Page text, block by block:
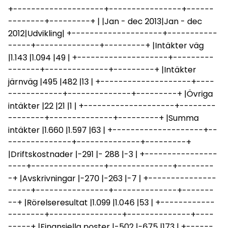
+--------------------+----------------+------
--------+---------+ | |Jan - dec 2013|Jan - dec
2012|Udvikling| +--------------------+-----------
-----+--------------+---------+ |Intäkter väg
|1.143 |1.094 |49 | +--------------------+---------
-------+--------------+---------+ |Intäkter
järnväg |495 |482 |13 | +--------------------+----
------------+--------------+---------+ |Övriga
intäkter |22 |21 |1 | +--------------------+--------
--------+--------------+---------+ |Summa
intäkter |1.660 |1.597 |63 | +--------------------+--
--------------+--------------+---------+
|Driftskostnader |-291 |- 288 |-3 | +----------------
----+----------------+--------------+--------
-+ |Avskrivningar |-270 |-263 |-7 | +---------------
-----+----------------+--------------+-------
--+ |Rörelseresultat |1.099 |1.046 |53 | +------------
--------+----------------+--------------+----